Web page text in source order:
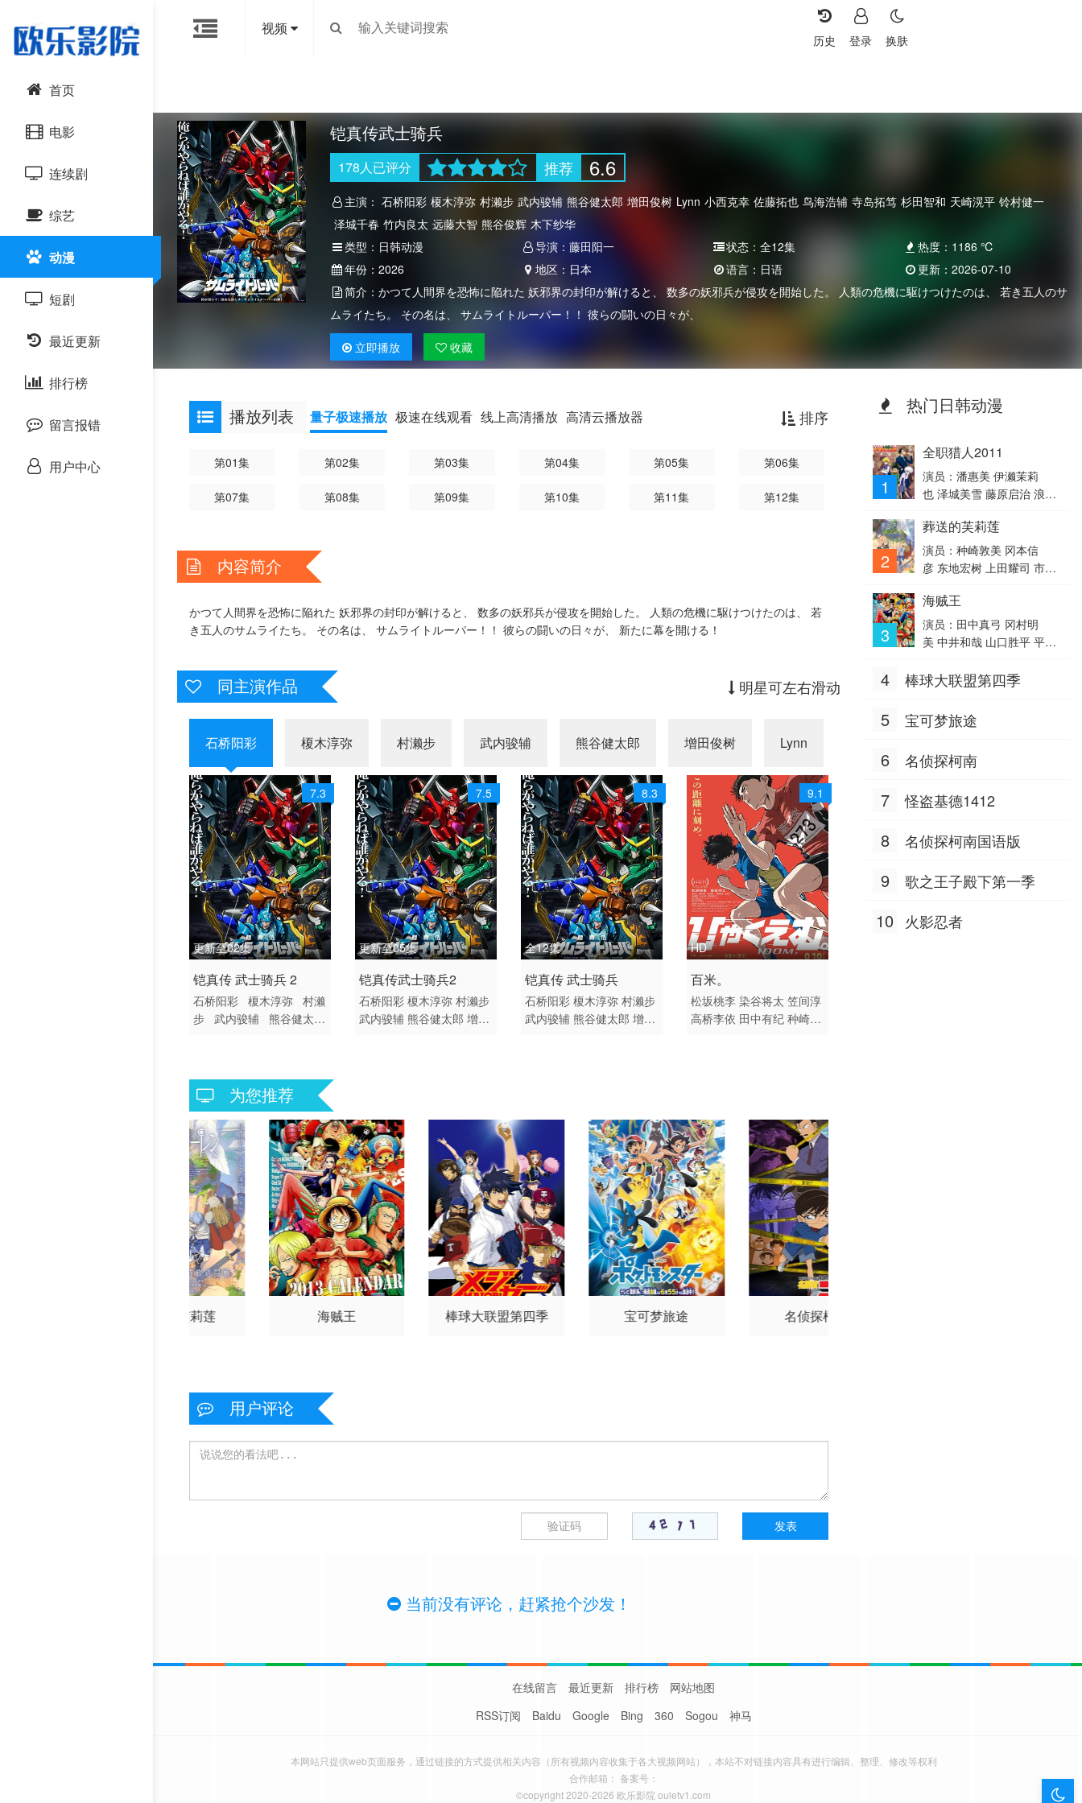
视频
换肤
登录
历史
首页
电影
动作片
喜剧片
爱情片
科幻片
恐怖片
剧情片
战争片
悬疑片
连续剧
国产剧
港台剧
日韩剧
欧美剧
泰国剧
综艺
大陆综艺
日韩综艺
港台综艺
欧美综艺
动漫
短剧
最近更新
排行榜
留言报错
用户中心
铠真传武士骑兵
178人已评分 推荐 6.6
主演： 石桥阳彩 榎木淳弥 村濑步 武内骏辅 熊谷健太郎 增田俊树 Lynn 小西克幸 佐藤拓也 鸟海浩辅 寺岛拓笃 杉田智和 天崎滉平 铃村健一
泽城千春 竹内良太 远藤大智 熊谷俊辉 木下纱华
类型： 日韩动漫 导演：藤田阳一 状态：全12集 热度： 1186 ℃
年份： 2026 地区： 日本 语言： 日语 更新： 2026-07-10
简介： かつて人間界を恐怖に陥れた 妖邪界の封印が解けると、 数多の妖邪兵が侵攻を開始した。 人類の危機に駆けつけたのは、 若き五人のサ
ムライたち。 その名は、 サムライトルーパー！！ 彼らの闘いの日々が、
立即播放 收藏
播放列表 排序
量子极速播放 极速在线观看 线上高清播放 高清云播放器
第01集 第02集 第03集 第04集 第05集 第06集
第07集 第08集 第09集 第10集 第11集 第12集
内容简介
かつて人間界を恐怖に陥れた 妖邪界の封印が解けると、 数多の妖邪兵が侵攻を開始した。 人類の危機に駆けつけたのは、 若
き五人のサムライたち。 その名は、 サムライトルーパー！！ 彼らの闘いの日々が、 新たに幕を開ける！
同主演作品 明星可左右滑动
石桥阳彩 榎木淳弥 村濑步 武内骏辅 熊谷健太郎 增田俊树 Lynn
7.3
更新至02集
2026 / 日本 / 日语
日韩动漫
铠真传 武士骑兵 2
石桥阳彩 榎木淳弥 村濑
步 武内骏辅 熊谷健太郎
望
西村朋纮 小西克幸
佐藤拓也
鸟海浩辅
寺岛
拓笃 杉田智和 天崎滉平
铃村健一
泽城千春 竹
内良太 远藤大智 熊谷俊
辉 坂本真绫
子安武人
前野智昭
远藤绫 白熊宽
嗣
7.5
更新至05集
2026 / 日本 / 日语
日韩动漫
铠真传武士骑兵2
石桥阳彩 榎木淳弥 村濑步
武内骏辅 熊谷健太郎 增田
平 铃村健一 泽城千春 竹内
良太 远藤大智 熊谷俊辉
坂
本真绫 子安武人 前野智昭
远藤绫 白熊宽嗣
8.3
全12集
2026 / 日本 / 日语
日韩动漫
铠真传 武士骑兵
石桥阳彩 榎木淳弥 村濑步
武内骏辅 熊谷健太郎 增田
9.1
HD
2025 / 日本 / 日语
动画
百米。
松坂桃李 染谷将太 笠间淳
高桥李依 田中有纪 种崎敦
为您推荐
葬送的芙莉莲 海贼王 棒球大联盟第四季 宝可梦旅途 名侦探柯南
用户评论
当前没有评论，赶紧抢个沙发！
热门日韩动漫
1
全职猎人2011
演员：潘惠美 伊濑茉莉
也 泽城美雪 藤原启治 浪川
口胜平 日高法子 荒川美
穗 朴璐美 大塚明夫 大桥贤
一郎 前田玲奈 木内秀信 山
子 堀内贤雄 岩男润子 永井
一郎 银河万丈 平野绫 岸尾
大辅 关俊彦 寺崎裕香 植田
佳奈 横山智佐 池田秀一 内
山昂辉 藤村步 立木文彦 羽
多野涉 楠大典 三木真一
展男 远藤绫 内田真礼 高桥
2
葬送的芙莉莲
演员：种崎敦美 冈本信
彦 东地宏树 上田耀司 市之
3
海贼王
演员：田中真弓 冈村明
美 中井和哉 山口胜平 平田
子 矢尾一树 长岛雄一 池田
塚周夫 津嘉山正种 草尾
毅 大场真人 宝龟克寿 园部
大助 竹内顺子 千叶繁 三石
秀幸 大友龙三郎 有本钦
茉美 土井美加 野田顺子 渡
边美佐 野上尤加奈 林原惠
美 水树奈奈 园崎未惠 西原
久美子 久川绫 泽城美雪 池
史 浪川大辅 森久保祥太
4 棒球大联盟第四季
5 宝可梦旅途
6 名侦探柯南
7 怪盗基德1412
8 名侦探柯南国语版
9 歌之王子殿下第一季
10 火影忍者
暗
在线留言 最近更新 排行榜
网站地图
RSS订阅
Baidu Google Bing 360 Sogou 神马
本网站只提供web页面服务，通过链接的方式提供相关内容（所有视频内容收集于各大视频网站），本站不对链接内容具有进行编辑、整理、修改等权利
合作邮箱： 备案号：
©copyright 2020-2026 欧乐影院 ouletv1.com